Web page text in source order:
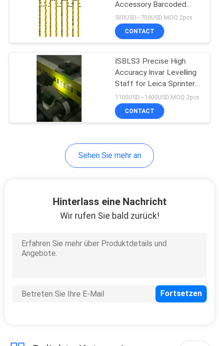
Tribrach-Adapter
Instrument-Stative
Batterien
Accessory Barcoded
Leveling Staff
Maganese Rod
500USD~700USD MOQ:2pcs
CONTACT
ISBLS3 Precise High
Accuracy Invar Levelling
Staff for Leica Sprinter
Digital Level 3m Length
1100USD~1400USD MOQ:2pcs
CONTACT
Sehen Sie mehr an
Hinterlass eine Nachricht
Wir rufen Sie bald zurück!